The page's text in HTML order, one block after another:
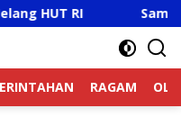
Sambut HUT RI
RAGAM